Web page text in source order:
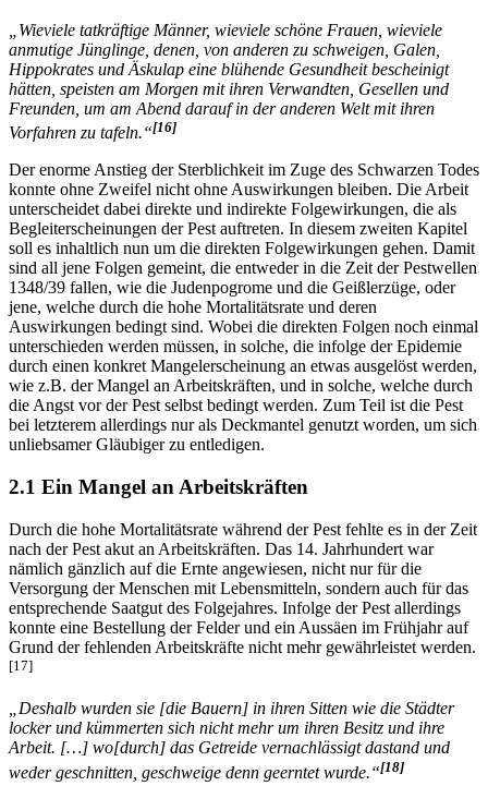
„Wieviele tatkräftige Männer, wieviele schöne Frauen, wieviele
anmutige Jünglinge, denen, von anderen zu schweigen, Galen,
Hippokrates und Äskulap eine blühende Gesundheit bescheinigt
hätten, speisten am Morgen mit ihren Verwandten, Gesellen und
Freunden, um am Abend darauf in der anderen Welt mit ihren
Vorfahren zu tafeln.“[16]
Der enorme Anstieg der Sterblichkeit im Zuge des Schwarzen Todes
konnte ohne Zweifel nicht ohne Auswirkungen bleiben. Die Arbeit
unterscheidet dabei direkte und indirekte Folgewirkungen, die als
Begleiterscheinungen der Pest auftreten. In diesem zweiten Kapitel
soll es inhaltlich nun um die direkten Folgewirkungen gehen. Damit
sind all jene Folgen gemeint, die entweder in die Zeit der Pestwellen
1348/39 fallen, wie die Judenpogrome und die Geißlerzüge, oder
jene, welche durch die hohe Mortalitätsrate und deren
Auswirkungen bedingt sind. Wobei die direkten Folgen noch einmal
unterschieden werden müssen, in solche, die infolge der Epidemie
durch einen konkret Mangelerscheinung an etwas ausgelöst werden,
wie z.B. der Mangel an Arbeitskräften, und in solche, welche durch
die Angst vor der Pest selbst bedingt werden. Zum Teil ist die Pest
bei letzterem allerdings nur als Deckmantel genutzt worden, um sich
unliebsamer Gläubiger zu entledigen.
2.1 Ein Mangel an Arbeitskräften
Durch die hohe Mortalitätsrate während der Pest fehlte es in der Zeit
nach der Pest akut an Arbeitskräften. Das 14. Jahrhundert war
nämlich gänzlich auf die Ernte angewiesen, nicht nur für die
Versorgung der Menschen mit Lebensmitteln, sondern auch für das
entsprechende Saatgut des Folgejahres. Infolge der Pest allerdings
konnte eine Bestellung der Felder und ein Aussäen im Frühjahr auf
Grund der fehlenden Arbeitskräfte nicht mehr gewährleistet werden.
[17]
„Deshalb wurden sie [die Bauern] in ihren Sitten wie die Städter
locker und kümmerten sich nicht mehr um ihren Besitz und ihre
Arbeit. […] wo[durch] das Getreide vernachlässigt dastand und
weder geschnitten, geschweige denn geerntet wurde.“[18]